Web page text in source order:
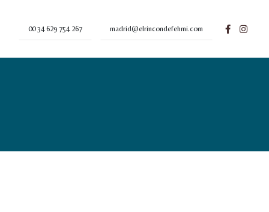
00 34 629 754 267 madrid@elrincondefehmi.com